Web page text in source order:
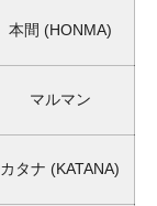
本間 (HONMA)
マルマン
カタナ (KATANA)